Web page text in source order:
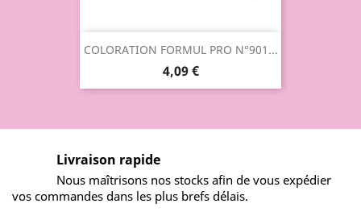
COLORATION FORMUL PRO N°901...
4,09 €
Livraison rapide
Nous maîtrisons nos stocks afin de vous expédier
vos commandes dans les plus brefs délais.